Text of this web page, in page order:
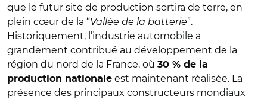
que le futur site de production sortira de terre, en
plein cœur de la “Vallée de la batterie”.
Historiquement, l’industrie automobile a
grandement contribué au développement de la
région du nord de la France, où 30 % de la
production nationale est maintenant réalisée. La
présence des principaux constructeurs mondiaux